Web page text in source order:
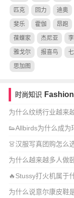
匹克 回力 迪奥
斐乐 霍伽 昂跑
葆蝶家 杰尼亚
雅戈尔 报喜鸟
思加图
时尚知识 Fashion
为什么纹绣行业越来
👟Allbirds为什么成为
👗汉服写真团购怎么
为什么越来越多人做
🔥Stussy打火机属于
为什么说意尔康皮鞋